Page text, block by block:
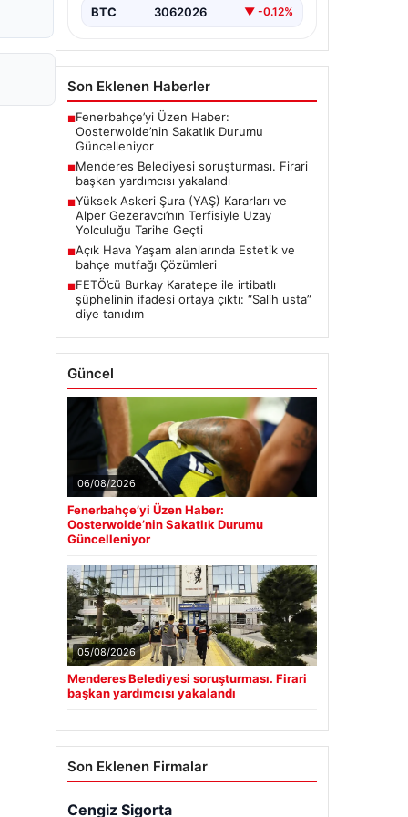
BTC 3062026 ▼ -0.12%
Son Eklenen Haberler
■Fenerbahçe’yi Üzen Haber:
Oosterwolde’nin Sakatlık Durumu
Güncelleniyor
■Menderes Belediyesi soruşturması. Firari
başkan yardımcısı yakalandı
■Yüksek Askeri Şura (YAŞ) Kararları ve
Alper Gezeravcı’nın Terfisiyle Uzay
Yolculuğu Tarihe Geçti
■Açık Hava Yaşam alanlarında Estetik ve
bahçe mutfağı Çözümleri
■FETÖ’cü Burkay Karatepe ile irtibatlı
şüphelinin ifadesi ortaya çıktı: “Salih usta”
diye tanıdım
Güncel
06/08/2026
Fenerbahçe’yi Üzen Haber:
Oosterwolde’nin Sakatlık Durumu
Güncelleniyor
05/08/2026
Menderes Belediyesi soruşturması. Firari
başkan yardımcısı yakalandı
Son Eklenen Firmalar
Cengiz Sigorta